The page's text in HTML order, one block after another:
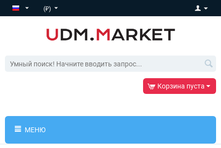
(₽)
Корзина пуста
МЕНЮ